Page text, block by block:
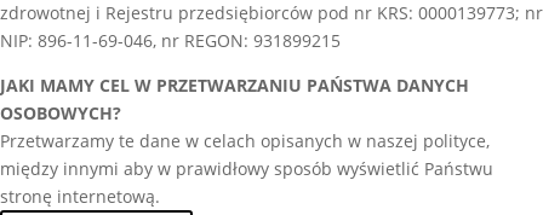
zdrowotnej i Rejestru przedsiębiorców pod nr KRS: 0000139773; nr
NIP: 896-11-69-046, nr REGON: 931899215
JAKI MAMY CEL W PRZETWARZANIU PAŃSTWA DANYCH
OSOBOWYCH?
Przetwarzamy te dane w celach opisanych w naszej polityce,
między innymi aby w prawidłowy sposób wyświetlić Państwu
stronę internetową.